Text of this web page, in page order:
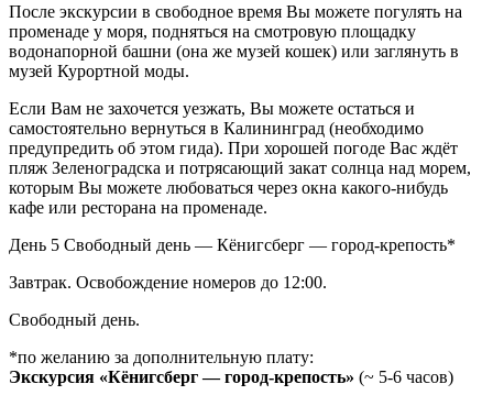
После экскурсии в свободное время Вы можете погулять на
променаде у моря, подняться на смотровую площадку
водонапорной башни (она же музей кошек) или заглянуть в
музей Курортной моды.
Если Вам не захочется уезжать, Вы можете остаться и
самостоятельно вернуться в Калининград (необходимо
предупредить об этом гида). При хорошей погоде Вас ждёт
пляж Зеленоградска и потрясающий закат солнца над морем,
которым Вы можете любоваться через окна какого-нибудь
кафе или ресторана на променаде.
День 5 Свободный день — Кёнигсберг — город-крепость*
Завтрак. Освобождение номеров до 12:00.
Свободный день.
*по желанию за дополнительную плату:
Экскурсия «Кёнигсберг — город-крепость» (~ 5-6 часов)